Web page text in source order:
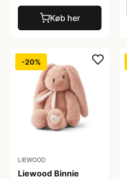
Køb her
-20%
LIEWOOD
Liewood Binnie